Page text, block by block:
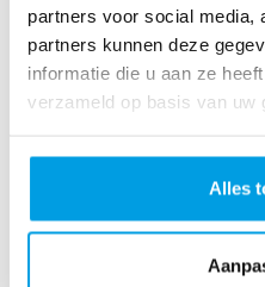
partners voor social media,
partners kunnen deze
informatie die u aan ze
verzameld op basis van uw
Alles